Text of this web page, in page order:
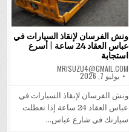
ونش الفرسان لإنقاذ السيارات في
عباس العقاد 24 ساعة | أسرع
استجابة
MRISUZU4@GMAIL.COM
يوليو 7, 2026
ونش الفرسان لإنقاذ السيارات في
عباس العقاد 24 ساعة إذا تعطلت
سيارتك في شارع عباس…